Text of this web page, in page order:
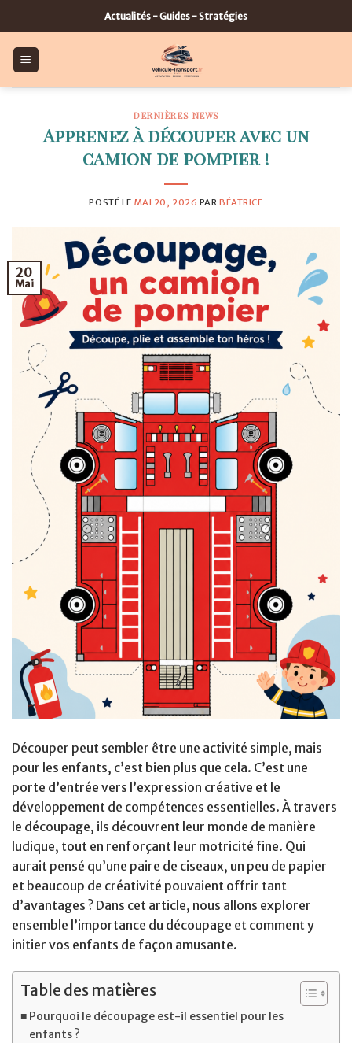
to
content
Actualités - Guides - Stratégies
DERNIÈRES NEWS
Apprenez à découper avec un
camion de pompier !
POSTÉ LE MAI 20, 2026 PARBÉATRICE
20
Mai
Découper peut sembler être une activité simple, mais
pour les enfants, c’est bien plus que cela. C’est une
porte d’entrée vers l’expression créative et le
développement de compétences essentielles. À travers
le découpage, ils découvrent leur monde de manière
ludique, tout en renforçant leur motricité fine. Qui
aurait pensé qu’une paire de ciseaux, un peu de papier
et beaucoup de créativité pouvaient offrir tant
d’avantages ? Dans cet article, nous allons explorer
ensemble l’importance du découpage et comment y
initier vos enfants de façon amusante.
Table des matières
Pourquoi le découpage est-il essentiel pour les
enfants ?